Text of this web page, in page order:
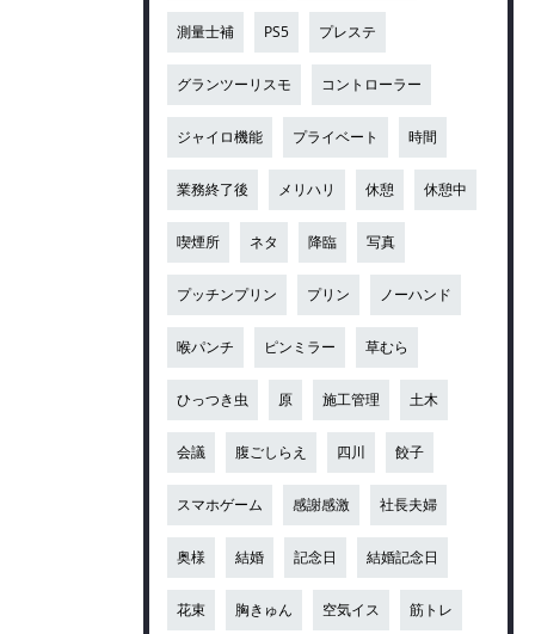
測量士補 PS5 プレステ
グランツーリスモ コントローラー
ジャイロ機能 プライベート 時間
業務終了後 メリハリ 休憩 休憩中
喫煙所 ネタ 降臨 写真
プッチンプリン プリン ノーハンド
喉パンチ ピンミラー 草むら
ひっつき虫 原 施工管理 土木
会議 腹ごしらえ 四川 餃子
スマホゲーム 感謝感激 社長夫婦
奥様 結婚 記念日 結婚記念日
花束 胸きゅん 空気イス 筋トレ